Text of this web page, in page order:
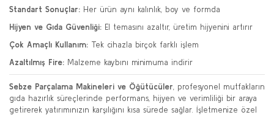
Standart Sonuçlar: Her ürün aynı kalınlık, boy ve formda
Hijyen ve Gıda Güvenliği: El temasını azaltır, üretim hijyenini artırır
Çok Amaçlı Kullanım: Tek cihazla birçok farklı işlem
Azaltılmış Fire: Malzeme kaybını minimuma indirir
Sebze Parçalama Makineleri ve Öğütücüler , profesyonel mutfakların
gıda hazırlık süreçlerinde performans, hijyen ve verimliliği bir araya
getirerek yatırımınızın karşılığını kısa sürede sağlar. İşletmenize özel